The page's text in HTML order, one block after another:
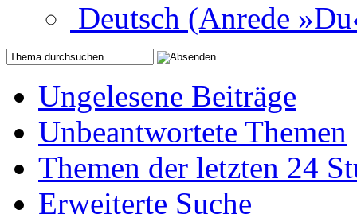
Deutsch (Anrede
Ungelesene Beiträge
Unbeantwortete Themen
Themen der letzten 24
Erweiterte Suche